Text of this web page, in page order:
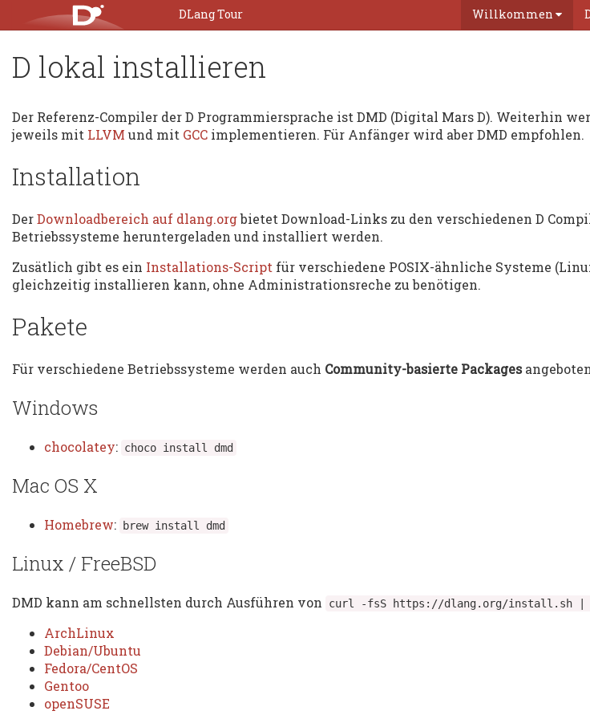
DLang Tour Willkommen
D lokal installieren
Der Referenz-Compiler der D Programmiersprache ist DMD (Digital Mars D). Weiterhin
jeweils mit LLVM und mit GCC implementieren. Für Anfänger wird aber DMD empfohlen.
Installation
DerDownloadbereich auf dlang.orgbietet Download-Links zu den verschiedenen D
Betriebssysteme heruntergeladen und installiert werden.
Zusätlich gibt es ein Installations-Script für verschiedene POSIX-ähnliche Systeme
gleichzeitig installieren kann, ohne Administrationsreche zu benötigen.
Pakete
Für verschiedene Betriebssysteme werden auch Community-basierte Packages
Windows
chocolatey: choco install dmd
Mac OS X
Homebrew: brew install dmd
Linux / FreeBSD
DMD kann am schnellsten durch Ausführen von curl -fsS https : //dlang.org/install.sh |
ArchLinux
Debian/Ubuntu
Fedora/CentOS
Gentoo
openSUSE